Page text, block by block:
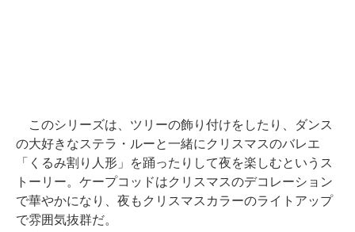
このシリーズは、ツリーの飾り付けをしたり、ダンス
の大好きなステラ・ルーと一緒にクリスマスのバレエ
「くるみ割り人形」を踊ったりして夜を楽しむというス
トーリー。ケープコッドはクリスマスのデコレーション
で華やかになり、夜もクリスマスカラーのライトアップ
で雰囲気抜群だ。